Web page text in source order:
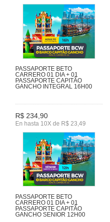
PASSAPORTE BETO
CARRERO 01 DIA + 01
PASSAPORTE CAPITÃO
GANCHO INTEGRAL 16H00
R$ 234,90
En hasta 10X de R$ 23,49
PASSAPORTE BETO
CARRERO 01 DIA + 01
PASSAPORTE CAPITÃO
GANCHO SENIOR 12H00